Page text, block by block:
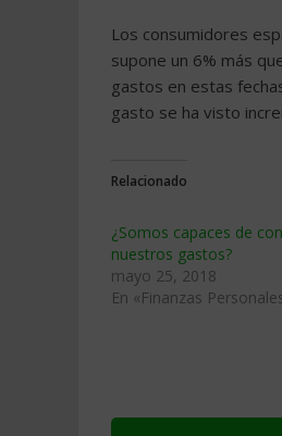
Los consumidores
supone un 6% más
gastos en estas
gasto se ha visto
Relacionado
¿Somos capaces de
nuestros gastos?
mayo 25, 2018
En «Finanzas